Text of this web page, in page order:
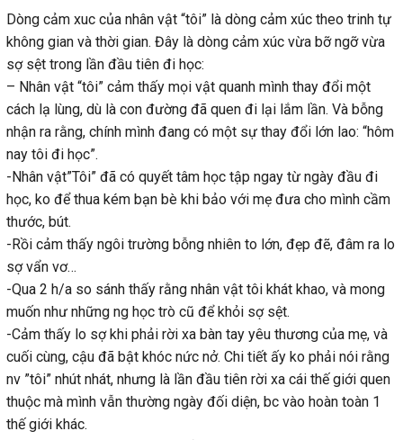
Dòng cảm xuc của nhân vật “tôi” là dòng cảm xúc theo trinh tự
không gian và thời gian. Đây là dòng cảm xúc vừa bỡ ngỡ vừa
sợ sệt trong lần đầu tiên đi học:
– Nhân vật “tôi” cảm thấy mọi vật quanh mình thay đổi một
cách lạ lùng, dù là con đường đã quen đi lại lắm lần. Và bỗng
nhận ra rằng, chính mình đang có một sự thay đổi lớn lao: “hôm
nay tôi đi học”.
-Nhân vật”Tôi” đã có quyết tâm học tập ngay từ ngày đầu đi
học, ko để thua kém bạn bè khi bảo với mẹ đưa cho mình cầm
thước, bút.
-Rồi cảm thấy ngôi trường bỗng nhiên to lớn, đẹp đẽ, đâm ra lo
sợ vẩn vơ…
-Qua 2 h/a so sánh thấy rằng nhân vật tôi khát khao, và mong
muốn như những ng học trò cũ để khỏi sợ sệt.
-Cảm thấy lo sợ khi phải rời xa bàn tay yêu thương của mẹ, và
cuối cùng, cậu đã bật khóc nức nở. Chi tiết ấy ko phải nói rằng
nv ”tôi” nhút nhát, nhưng là lần đầu tiên rời xa cái thế giới quen
thuộc mà mình vẫn thường ngày đối diện, bc vào hoàn toàn 1
thế giới khác.